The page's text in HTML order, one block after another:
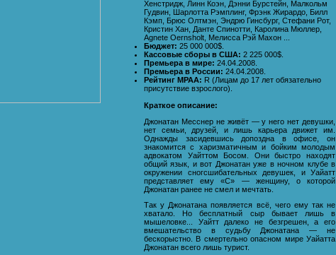
Хенстридж, Линн Коэн, Дэнни Бурстейн, Малкольм
Гудвин, Шарлотта Рэмплинг, Фрэнк Жирардо, Билл
Кэмп, Брюс Олтмэн, Эндрю Гинсбург, Стефани Рот,
Кристин Хан, Данте Спинотти, Каролина Мюллер,
Agnete Oernsholt, Мелисса Рэй Махон ...
Бюджет: 25 000 000$.
Кассовые сборы в США: 2 225 000$.
Премьера в мире: 24.04.2008.
Премьера в России: 24.04.2008.
Рейтинг MPAA: R (Лицам до 17 лет обязательно
присутствие взрослого).
Краткое описание:
Джонатан Месснер не живёт — у него нет девушки,
нет семьи, друзей, и лишь карьера движет им.
Однажды засидевшись допоздна в офисе, он
знакомится с харизматичным и бойким молодым
адвокатом Уайттом Босом. Они быстро находят
общий язык, и вот Джонатан уже в ночном клубе в
окружении сногсшибательных девушек, и Уайатт
представляет ему «С» — женщину, о которой
Джонатан ранее не смел и мечтать.
Так у Джонатана появляется всё, чего ему так не
хватало. Но бесплатный сыр бывает лишь в
мышеловке... Уайтт далеко не безгрешен, а его
вмешательство в судьбу Джонатана — не
бескорыстно. В смертельно опасном мире Уайатта
Джонатан всего лишь турист.